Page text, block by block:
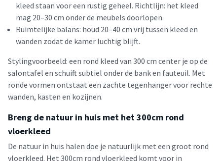
kleed staan voor een rustig geheel. Richtlijn: het kleed
mag 20–30 cm onder de meubels doorlopen.
Ruimtelijke balans: houd 20–40 cm vrij tussen kleed en
wanden zodat de kamer luchtig blijft.
Stylingvoorbeeld: een rond kleed van 300 cm center je op de
salontafel en schuift subtiel onder de bank en fauteuil. Met
ronde vormen ontstaat een zachte tegenhanger voor rechte
wanden, kasten en kozijnen.
Breng de natuur in huis met het 300cm rond
vloerkleed
De natuur in huis halen doe je natuurlijk met een groot rond
vloerkleed. Het 300cm rond vloerkleed komt voor in